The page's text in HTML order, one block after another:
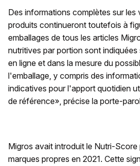
Des informations complètes sur les
produits continueront toutefois à
emballages de tous les articles
nutritives par portion sont
en ligne et dans la mesure du
l'emballage, y compris des
indicatives pour l'apport quotidien
de référence», précise la porte-
Migros avait introduit le Nutri-
marques propres en 2021. Cette